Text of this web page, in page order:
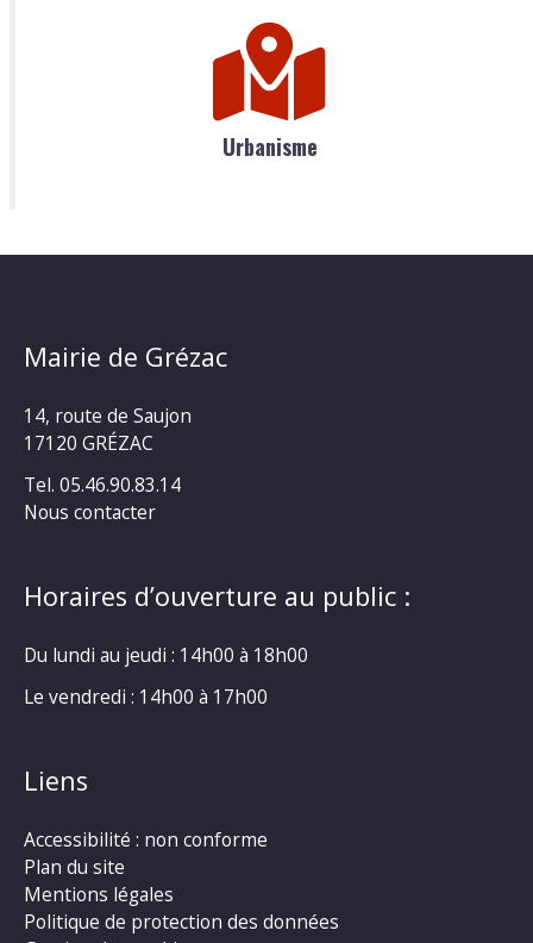
Urbanisme
Mairie de Grézac
14, route de Saujon
17120 GRÉZAC
Tel. 05.46.90.83.14
Nous contacter
Horaires d’ouverture au public :
Du lundi au jeudi : 14h00 à 18h00
Le vendredi : 14h00 à 17h00
Liens
Accessibilité : non conforme
Plan du site
Mentions légales
Politique de protection des données